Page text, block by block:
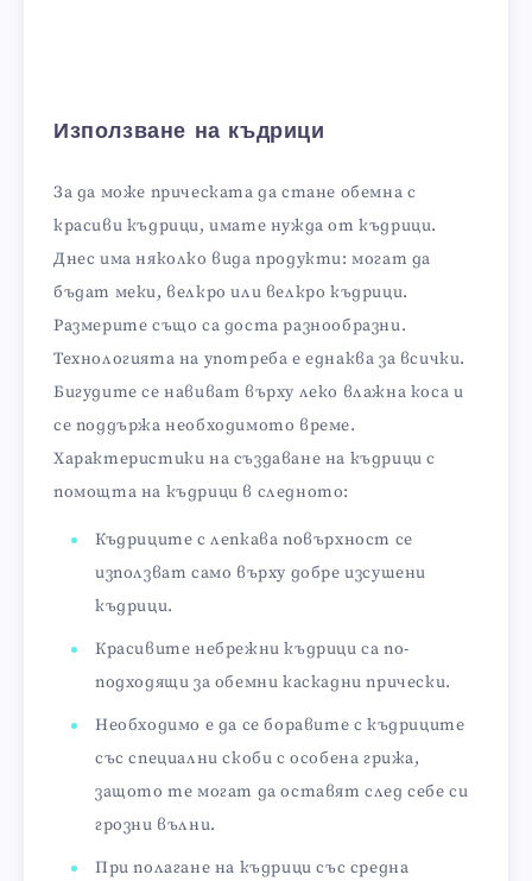
Използване на къдрици
За да може прическата да стане обемна с
красиви къдрици, имате нужда от къдрици.
Днес има няколко вида продукти: могат да
бъдат меки, велкро или велкро къдрици.
Размерите също са доста разнообразни.
Технологията на употреба е еднаква за всички.
Бигудите се навиват върху леко влажна коса и
се поддържа необходимото време.
Характеристики на създаване на къдрици с
помощта на къдрици в следното:
Къдриците с лепкава повърхност се
използват само върху добре изсушени
къдрици.
Красивите небрежни къдрици са по-
подходящи за обемни каскадни прически.
Необходимо е да се боравите с къдриците
със специални скоби с особена грижа,
защото те могат да оставят след себе си
грозни вълни.
При полагане на къдрици със средна